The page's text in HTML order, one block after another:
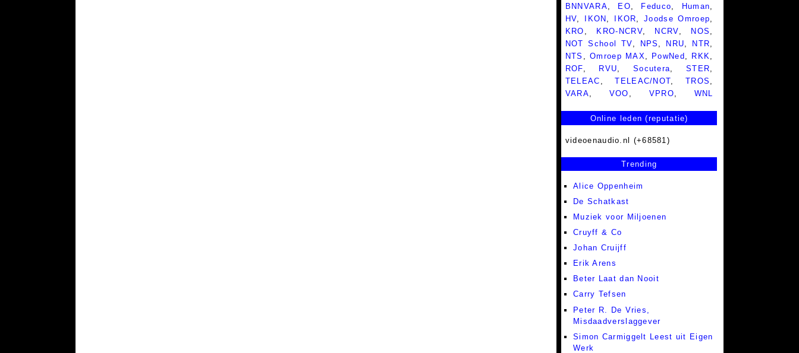
BNNVARA, EO, Feduco, Human,
HV, IKON , IKOR,Joodse Omroep,
KRO , KRO-NCRV, NCRV, NOS ,
NOT School TV, NPS , NRU, NTR,
NTS ,Omroep MAX, PowNed , RKK,
ROF, RVU, Socutera,STER,
TELEAC ,TELEAC/NOT,TROS ,
VARA, VOO , VPRO, WNL
Online leden (reputatie)
videoenaudio.nl (+68581)
Trending
Alice Oppenheim
De Schatkast
Muziek voor Miljoenen
Cruyff & Co
Johan Cruijff
Erik Arens
Beter Laat dan Nooit
Carry Tefsen
Peter R. De Vries,
Misdaadverslaggever
Simon Carmiggelt Leest uit Eigen
Werk